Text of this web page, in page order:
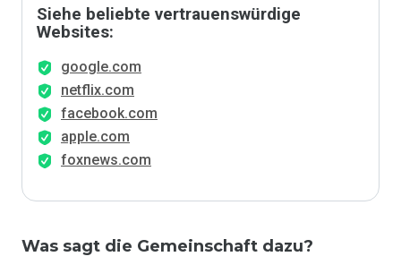
Siehe beliebte vertrauenswürdige
Websites:
google.com
netflix.com
facebook.com
apple.com
foxnews.com
Was sagt die Gemeinschaft dazu?